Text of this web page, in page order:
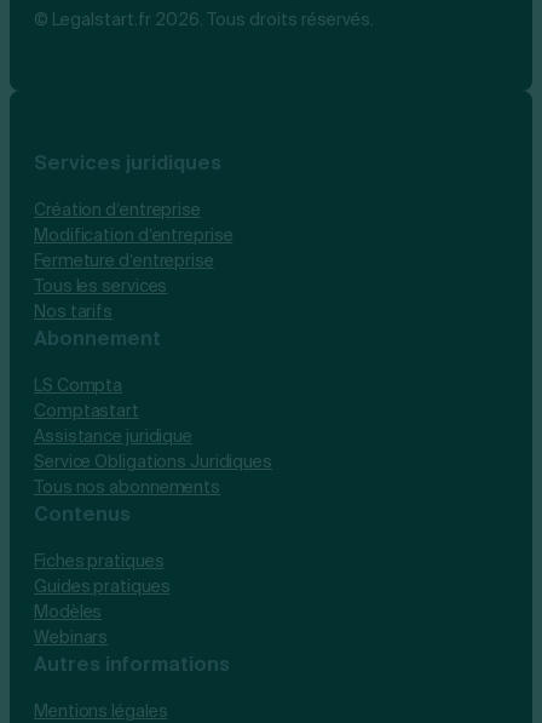
© Legalstart.fr 2026. Tous droits réservés.
Services juridiques
Création d’entreprise
Modification d’entreprise
Fermeture d’entreprise
Tous les services
Nos tarifs
Abonnement
LS Compta
Comptastart
Assistance juridique
Service Obligations Juridiques
Tous nos abonnements
Contenus
Fiches pratiques
Guides pratiques
Modèles
Webinars
Autres informations
Mentions légales